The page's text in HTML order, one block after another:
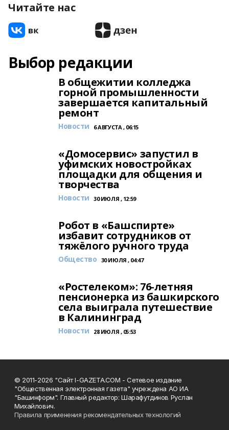
Читайте нас
Выбор редакции
В общежитии колледжа
горной промышленности
завершается капитальный
ремонт
Новости 6 АВГУСТА , 06:15
«Домосервис» запустил в
уфимских новостройках
площадки для общения и
творчества
Новости 30 ИЮЛЯ , 12:59
Робот в «Башспирте»
избавит сотрудников от
тяжёлого ручного труда
Общество 30 ИЮЛЯ , 04:47
«Ростелеком»: 76-летняя
пенсионерка из башкирского
села выиграла путешествие
в Калининград
Новости 28 ИЮЛЯ , 05:53
© 2011-2026 "Сайт I-GAZETA.COM - Сетевое издание
"Общественная электронная газета" учреждена АО ИА
"Башинформ". Главный редактор: Шарафутдинов Руслан
Михайлович.
Правила применения рекомендательных технологий